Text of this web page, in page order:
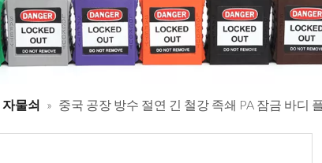
물쇠 » 중국 공장 방수 절연 긴 철강 족쇄 PA 잠금 바디